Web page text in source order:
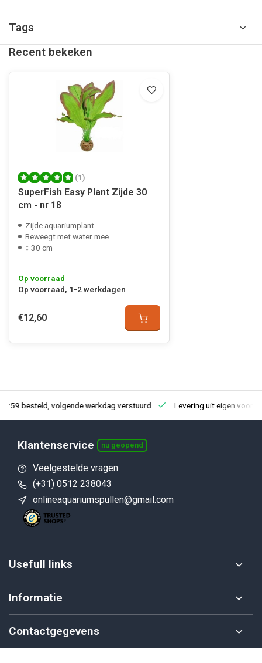
Tags
Recent bekeken
(1)
SuperFish Easy Plant Zijde 30
cm - nr 18
Zijde aquariumplant
Beweegt met water mee
↕ 30 cm
Op voorraad
Op voorraad, 1-2 werkdagen
€12,60
besteld, volgende werkdag verstuurd Levering uit eigen
Klantenservice nu geopend
Veelgestelde vragen
(+31) 0512 238043
onlineaquariumspullen@gmail.com
Usefull links
Informatie
Contactgegevens